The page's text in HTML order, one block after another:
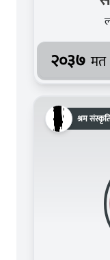
२०३७ मत
श्रम संस्कृति